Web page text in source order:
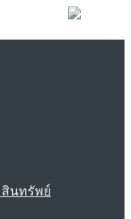
สินทรัพย์